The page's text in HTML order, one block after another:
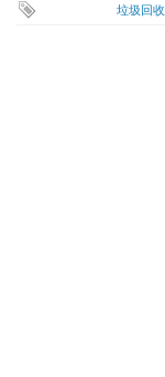
垃圾回收